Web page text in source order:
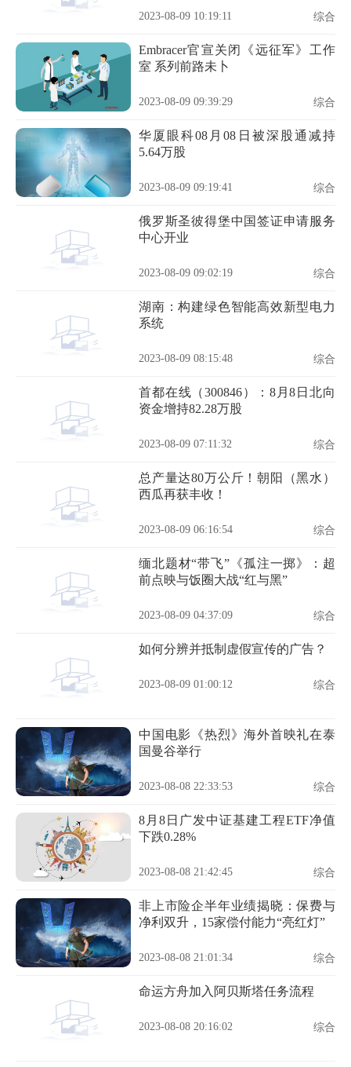
2023-08-09 10:19:11 综合
Embracer官宣关闭《远征军》工作
室 系列前路未卜
2023-08-09 09:39:29 综合
华厦眼科08月08日被深股通减持
5.64万股
2023-08-09 09:19:41 综合
俄罗斯圣彼得堡中国签证申请服务
中心开业
2023-08-09 09:02:19 综合
湖南：构建绿色智能高效新型电力
系统
2023-08-09 08:15:48 综合
首都在线（300846）：8月8日北向
资金增持82.28万股
2023-08-09 07:11:32 综合
总产量达80万公斤！朝阳（黑水）
西瓜再获丰收！
2023-08-09 06:16:54 综合
缅北题材“带飞”《孤注一掷》：超
前点映与饭圈大战“红与黑”
2023-08-09 04:37:09 综合
如何分辨并抵制虚假宣传的广告？
2023-08-09 01:00:12 综合
中国电影《热烈》海外首映礼在泰
国曼谷举行
2023-08-08 22:33:53 综合
8月8日广发中证基建工程ETF净值
下跌0.28%
2023-08-08 21:42:45 综合
非上市险企半年业绩揭晓：保费与
净利双升，15家偿付能力“亮红灯”
2023-08-08 21:01:34 综合
命运方舟加入阿贝斯塔任务流程
2023-08-08 20:16:02 综合